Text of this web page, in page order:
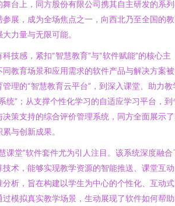
台上，同方股份有限公司携其自主研发的系
展，成为全场焦点之一，向西北乃至全国的
力量与无限可能。
技感，紧扣“智慧教育”与“软件赋能”的核心主
教育场景和应用需求的软件产品与解决方案
理的“智慧教育云平台”，到深入课堂、助力教
统”；从支撑个性化学习的自适应学习平台，到
策支持的综合评价管理系统，同方全面展示
与创新成果。
课堂”软件套件尤为引人注目。该系统深度融合
术，能够实现教学资源的智能推送、课堂互
析，旨在构建以学生为中心的个性化、互动
模拟真实教学场景，生动展现了软件如何帮